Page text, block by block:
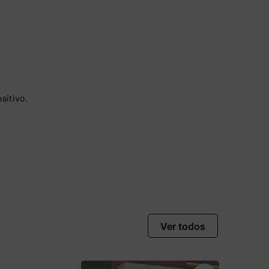
no Boleto
Ver todos